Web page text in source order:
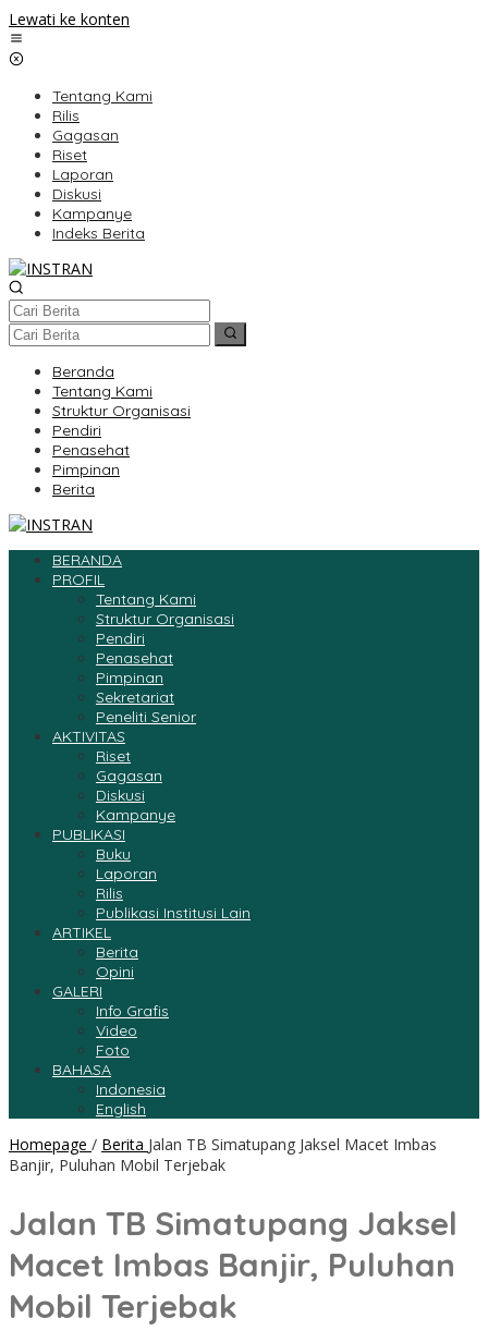
Lewati ke konten
Tentang Kami
Rilis
Gagasan
Riset
Laporan
Diskusi
Kampanye
Indeks Berita
Beranda
Tentang Kami
Struktur Organisasi
Pendiri
Penasehat
Pimpinan
Berita
BERANDA
PROFIL
Tentang Kami
Struktur Organisasi
Pendiri
Penasehat
Pimpinan
Sekretariat
Peneliti Senior
AKTIVITAS
Riset
Gagasan
Diskusi
Kampanye
PUBLIKASI
Buku
Laporan
Rilis
Publikasi Institusi Lain
ARTIKEL
Berita
Opini
GALERI
Info Grafis
Video
Foto
BAHASA
Indonesia
English
Homepage / Berita Jalan TB Simatupang Jaksel Macet Imbas
Banjir, Puluhan Mobil Terjebak
Jalan TB Simatupang Jaksel
Macet Imbas Banjir, Puluhan
Mobil Terjebak